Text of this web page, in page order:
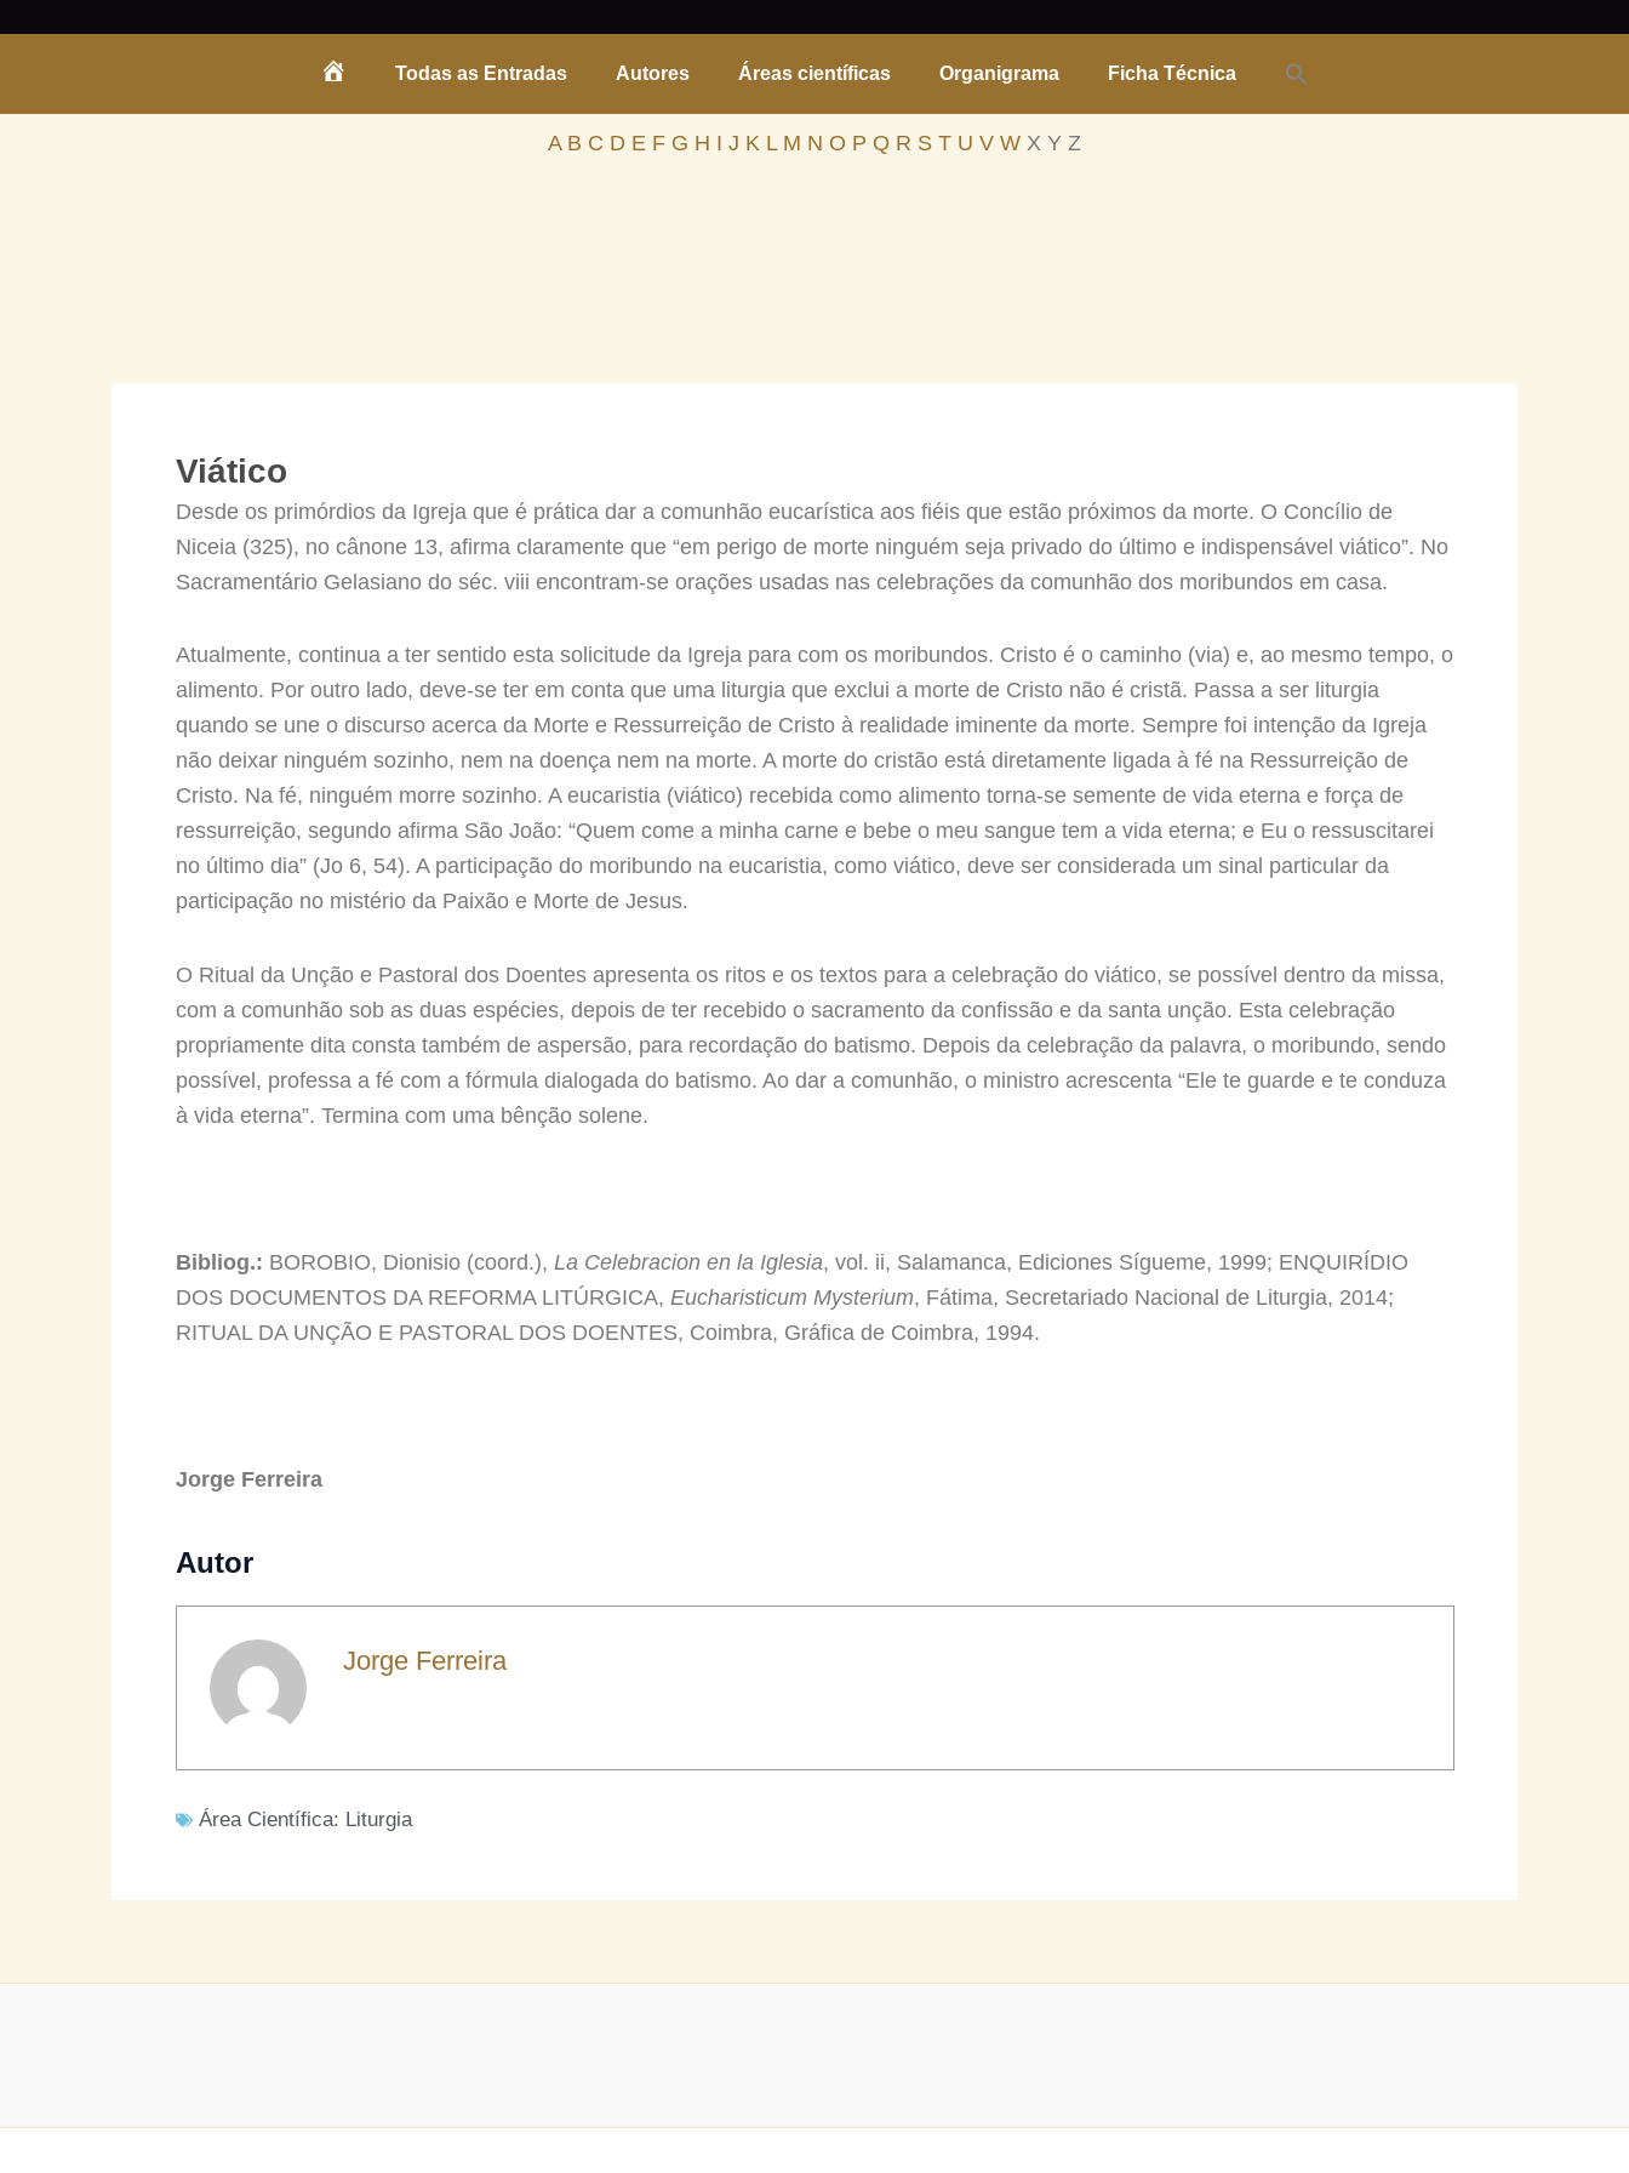
ENTRADATodas as Entradas Autores Áreas científicas Organigrama Ficha Técnica
A B C D E F G H I J K L M N O P Q R S T U V W X Y Z
Viático
Desde os primórdios da Igreja que é prática dar a comunhão eucarística aos fiéis que estão próximos da morte. O Concílio de
Niceia (325), no cânone 13, afirma claramente que “em perigo de morte ninguém seja privado do último e indispensável viático”. No
Sacramentário Gelasiano do séc. viii encontram-se orações usadas nas celebrações da comunhão dos moribundos em casa.
Atualmente, continua a ter sentido esta solicitude da Igreja para com os moribundos. Cristo é o caminho (via) e, ao mesmo tempo, o
alimento. Por outro lado, deve-se ter em conta que uma liturgia que exclui a morte de Cristo não é cristã. Passa a ser liturgia
quando se une o discurso acerca da Morte e Ressurreição de Cristo à realidade iminente da morte. Sempre foi intenção da Igreja
não deixar ninguém sozinho, nem na doença nem na morte. A morte do cristão está diretamente ligada à fé na Ressurreição de
Cristo. Na fé, ninguém morre sozinho. A eucaristia (viático) recebida como alimento torna-se semente de vida eterna e força de
ressurreição, segundo afirma São João: “Quem come a minha carne e bebe o meu sangue tem a vida eterna; e Eu o ressuscitarei
no último dia” (Jo 6, 54). A participação do moribundo na eucaristia, como viático, deve ser considerada um sinal particular da
participação no mistério da Paixão e Morte de Jesus.
O Ritual da Unção e Pastoral dos Doentes apresenta os ritos e os textos para a celebração do viático, se possível dentro da missa,
com a comunhão sob as duas espécies, depois de ter recebido o sacramento da confissão e da santa unção. Esta celebração
propriamente dita consta também de aspersão, para recordação do batismo. Depois da celebração da palavra, o moribundo, sendo
possível, professa a fé com a fórmula dialogada do batismo. Ao dar a comunhão, o ministro acrescenta “Ele te guarde e te conduza
à vida eterna”. Termina com uma bênção solene.
Bibliog.: BOROBIO, Dionisio (coord.), La Celebracion en la Iglesia, vol. ii, Salamanca, Ediciones Sígueme, 1999; ENQUIRÍDIO
DOS DOCUMENTOS DA REFORMA LITÚRGICA, Eucharisticum Mysterium, Fátima, Secretariado Nacional de Liturgia, 2014;
RITUAL DA UNÇÃO E PASTORAL DOS DOENTES, Coimbra, Gráfica de Coimbra, 1994.
Jorge Ferreira
Autor
Jorge Ferreira
Área Científica: Liturgia